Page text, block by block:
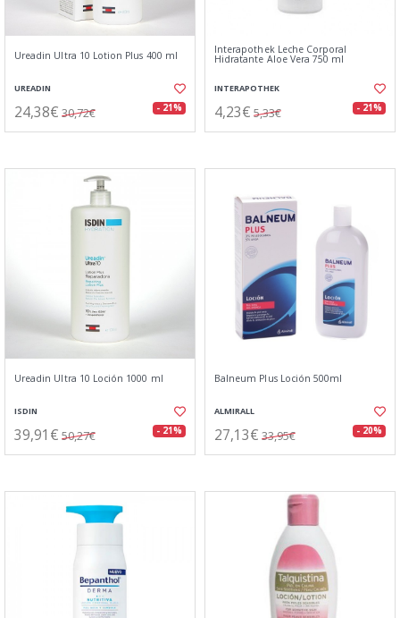
Ureadin Ultra 10 Lotion Plus 400 ml
UREADIN
24,38€ 30,72€ - 21%
Interapothek Leche Corporal
Hidratante Aloe Vera 750 ml
INTERAPOTHEK
4,23€ 5,33€ - 21%
Ureadin Ultra 10 Loción 1000 ml
ISDIN
39,91€ 50,27€ - 21%
Balneum Plus Loción 500ml
ALMIRALL
27,13€ 33,95€ - 20%